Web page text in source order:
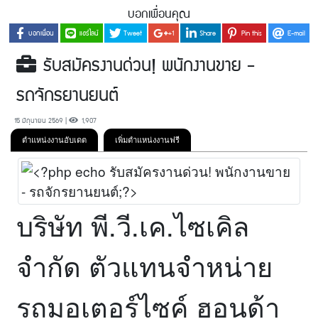
บอกเพื่อนคุณ
บอกเพื่อน แชร์ไลน์ Tweet +1 Share Pin this E-mail
รับสมัครงานด่วน! พนักงานขาย -
รถจักรยานยนต์
15 มิถุนายน 2569 | 1,907
ตำแหน่งงานอับเดต เพิ่มตำแหน่งงานฟรี
บริษัท พี.วี.เค.ไซเคิล
จำกัด ตัวแทนจำหน่าย
รถมอเตอร์ไซค์ ฮอนด้า